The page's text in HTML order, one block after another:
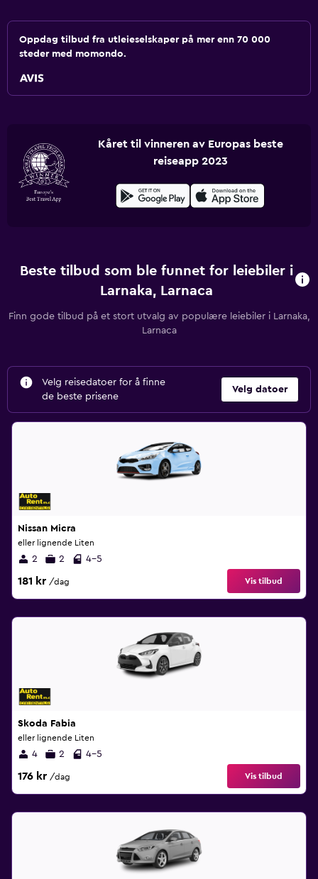
Oppdag tilbud fra utleieselskaper på mer enn 70 000
steder med momondo.
Kåret til vinneren av Europas beste
reiseapp 2023
Beste tilbud som ble funnet for leiebiler i
Larnaka, Larnaca
Finn gode tilbud på et stort utvalg av populære leiebiler i Larnaka,
Larnaca
Velg reisedatoer for å finne
de beste prisene
Velg datoer
Nissan Micra
eller lignende Liten
2 2 4-5
181 kr /dag Vis tilbud
Skoda Fabia
eller lignende Liten
4 2 4-5
176 kr /dag Vis tilbud